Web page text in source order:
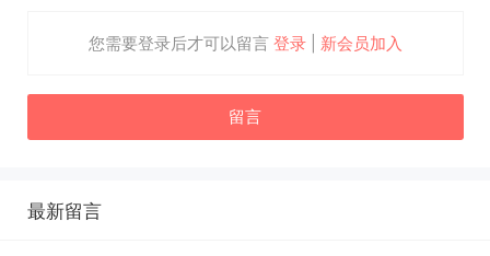
您需要登录后才可以留言 登录| 新会员加入
留言
最新留言